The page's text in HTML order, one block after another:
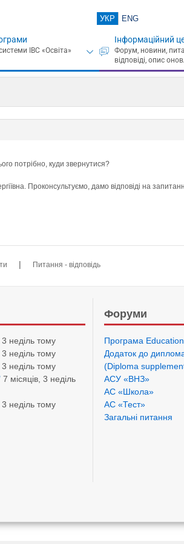
УКР ENG
Інформаційний
потрібно, куди звернутися?
Проконсультуємо, дамо відповіді на
| Питання - відповідь
3 неділь тому
3 неділь тому
3 неділь тому
7 місяців, 3 неділь
3 неділь тому
Форуми
Програма Eduсation
Додаток до
(Diploma
АСУ «ВНЗ»
АС «Школа»
АС «Тест»
Загальні питання